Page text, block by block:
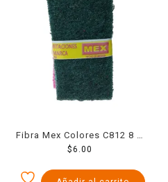
Fibra Mex Colores C812 8 X
14
$6.00